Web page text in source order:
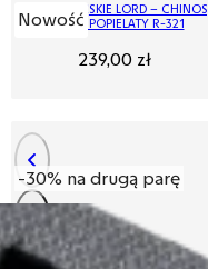
Nowość
SPODNIE MĘSKIE LORD – CHINOS,
KOLOR POPIELATY R-321
239,00 zł
-30% na drugą parę